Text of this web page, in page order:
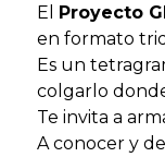
El Proyecto
en formato
Es un
colgarlo
Te invita a
A conocer y